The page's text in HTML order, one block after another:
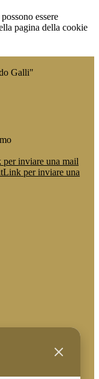
essere
pagina della cookie
Galli"
inviare una mail
Link per inviare una